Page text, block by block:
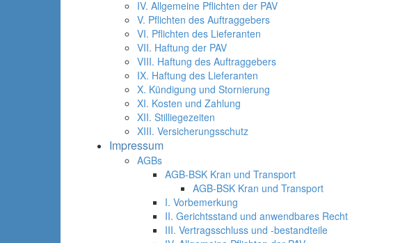
IV. Allgemeine Pflichten der PAV
V. Pflichten des Auftraggebers
VI. Pflichten des Lieferanten
VII. Haftung der PAV
VIII. Haftung des Auftraggebers
IX. Haftung des Lieferanten
X. Kündigung und Stornierung
XI. Kosten und Zahlung
XII. Stilliegezeiten
XIII. Versicherungsschutz
Impressum
AGBs
AGB-BSK Kran und Transport
AGB-BSK Kran und Transport
I. Vorbemerkung
II. Gerichtsstand und anwendbares Recht
III. Vertragsschluss und -bestandteile